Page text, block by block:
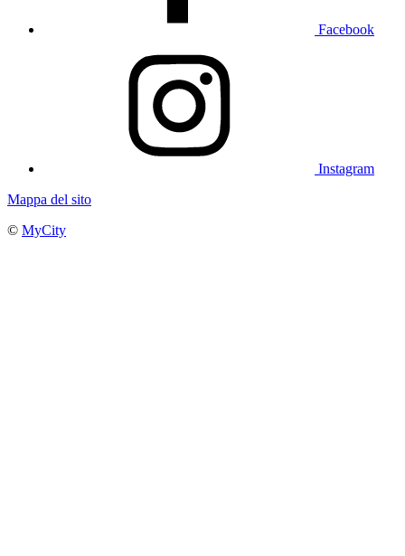
Facebook
Instagram
Mappa del sito
© MyCity